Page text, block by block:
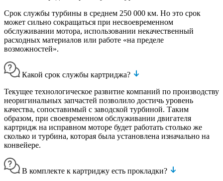
Срок службы турбины в среднем 250 000 км. Но это срок
может сильно сокращаться при несвоевременном
обслуживании мотора, использовании некачественный
расходных материалов или работе «на пределе
возможностей».
Какой срок службы картриджа?
Текущее технологическое развитие компаний по производству
неоригинальных запчастей позволило достичь уровень
качества, сопоставимый с заводской турбиной. Таким
образом, при своевременном обслуживании двигателя
картридж на исправном моторе будет работать столько же
сколько и турбина, которая была установлена изначально на
конвейере.
В комплекте к картриджу есть прокладки?